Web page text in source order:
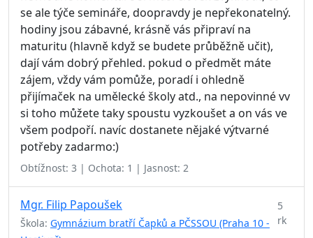
se ale týče semináře, doopravdy je nepřekonatelný.
hodiny jsou zábavné, krásně vás připraví na
maturitu (hlavně když se budete průběžně učit),
dají vám dobrý přehled. pokud o předmět máte
zájem, vždy vám pomůže, poradí i ohledně
přijímaček na umělecké školy atd., na nepovinné vv
si toho můžete taky spoustu vyzkoušet a on vás ve
všem podpoří. navíc dostanete nějaké výtvarné
potřeby zadarmo:)
Obtížnost: 3 | Ochota: 1 | Jasnost: 2
Mgr. Filip Papoušek
Škola: Gymnázium bratří Čapků a PČSSOU (Praha 10 -
5
rk